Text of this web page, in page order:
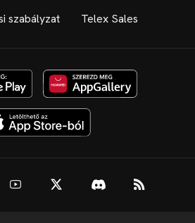
szabályzat Telex Sales